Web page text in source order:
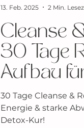
Cleanse
30 Tage
Aufbau
30 Tage Cleanse &
Energie & starke
Detox-Kur!
13. Feb. 2025 2 Min.